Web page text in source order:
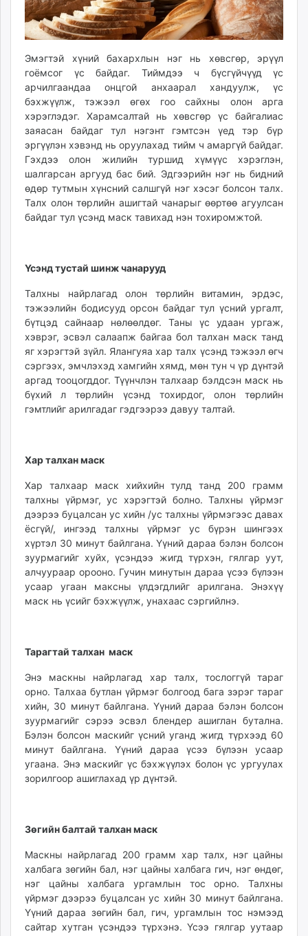
ikon.mn
mnb.mn
Eguur.mn
24tsag.mn
shuud.mn
eagle.mn
ergelt.mn
zarig.mn
today.mn
mminfo.mn
ugluu.mn
asu.mn
shuurhai.mn
unuudur.mn
isee.mn
mglradio.com
fact.mn
itoim.mn
tumen.mn
tvmongolia.mn
unegui.mn
toim.mn
tac.mn
paparazzi.mn
unread.today
Эмэгтэй хүний бахархлын нэг нь хөвсгөр, эрүүл
гоёмсог үс байдаг. Тиймдээ ч бүсгүйчүүд үс
арчилгаандаа онцгой анхаарал хандуулж, үс
бэхжүүлж, тэжээл өгөх гоо сайхны олон арга
хэрэглэдэг. Харамсалтай нь хөвсгөр үс байгалиас
заяасан байдаг тул нэгэнт гэмтсэн үед тэр бүр
эргүүлэн хэвэнд нь оруулахад тийм ч амаргүй байдаг.
Гэхдээ олон жилийн туршид хүмүүс хэрэглэн,
шалгарсан аргууд бас бий. Эдгээрийн нэг нь бидний
өдөр тутмын хүнсний салшгүй нэг хэсэг болсон талх.
Талх олон төрлийн ашигтай чанарыг өөртөө агуулсан
байдаг тул үсэнд маск тавихад нэн тохиромжтой.
Үсэнд тустай шинж чанарууд
Талхны найрлагад олон төрлийн витамин, эрдэс,
тэжээлийн бодисууд орсон байдаг тул үсний ургалт,
бүтцэд сайнаар нөлөөлдөг. Таны үс удаан ургаж,
хэврэг, эсвэл салаапж байгаа бол талхан маск танд
яг хэрэгтэй зүйл. Ялангуяа хар талх үсэнд тэжээл өгч
сэргээх, эмчлэхэд хамгийн хямд, мөн тун ч үр дүнтэй
аргад тооцогддог. Түүнчлэн талхаар бэлдсэн маск нь
бүхий л төрлийн үсэнд тохирдог, олон төрлийн
гэмтлийг арилгадаг гэдгээрээ давуу талтай.
Хар талхан маск
Хар талхаар маск хийхийн тулд танд 200 грамм
талхны үйрмэг, ус хэрэгтэй болно. Талхны үйрмэг
дээрээ буцалсан ус хийн /ус талхны үйрмэгээс давах
ёсгүй/, ингээд талхны үйрмэг ус бүрэн шингээх
хүртэл 30 минут байлгана. Үүний дараа бэлэн болсон
зуурмагийг хуйх, үсэндээ жигд түрхэн, гялгар уут,
алчуураар орооно. Гучин минутын дараа үсээ бүлээн
усаар угаан максны үлдэгдлийг арилгана. Энэхүү
маск нь үсийг бэхжүүлж, унахаас сэргийлнэ.
Тарагтай талхан маск
Энэ маскны найрлагад хар талх, тослоггүй тараг
орно. Талхаа бутлан үйрмэг болгоод бага зэрэг тараг
хийн, 30 минут байлгана. Үүний дараа бэлэн болсон
зуурмагийг сэрээ эсвэл блендер ашиглан бутална.
Бэлэн болсон маскийг үсний уганд жигд түрхээд 60
минут байлгана. Үүний дараа үсээ бүлээн усаар
угаана. Энэ маскийг үс бэхжүүлэх болон үс ургуулах
зорилгоор ашиглахад үр дүнтэй.
Зөгийн балтай талхан маск
Маскны найрлагад 200 грамм хар талх, нэг цайны
халбага зөгийн бал, нэг цайны халбага гич, нэг өндөг,
нэг цайны халбага ургамлын тос орно. Талхны
үйрмэг дээрээ буцалсан ус хийн 30 минут байлгана.
Үүний дараа зөгийн бал, гич, ургамлын тос нэмээд
сайтар хутган үсэндээ түрхэнэ. Үсээ гялгар уутаар